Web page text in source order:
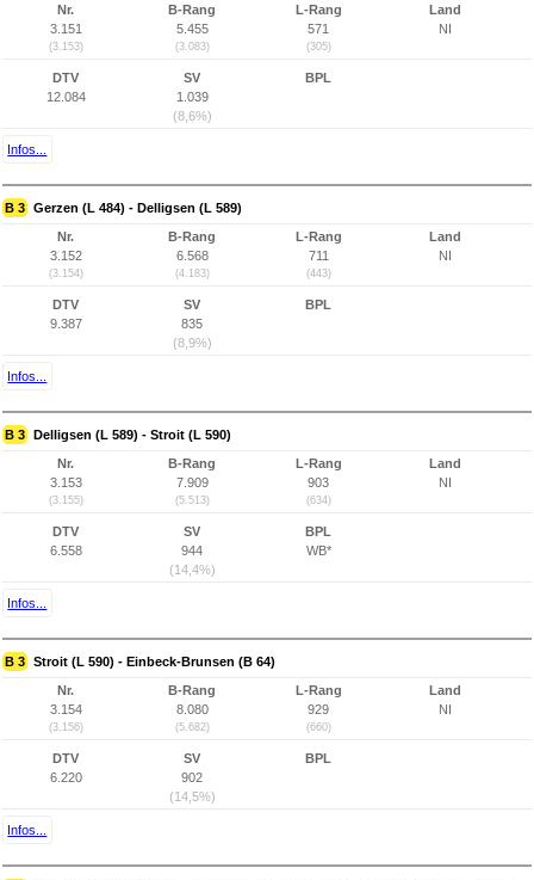
Nr.
3.151
(3.153)
B-Rang
5.455
(3.083)
L-Rang
571
(305)
Land
NI
DTV
12.084
SV
1.039
(8,6%)
BPL
Infos...
B 3 Gerzen (L 484) - Delligsen (L 589)
Nr.
3.152
(3.154)
B-Rang
6.568
(4.183)
L-Rang
711
(443)
Land
NI
DTV
9.387
SV
835
(8,9%)
BPL
Infos...
B 3 Delligsen (L 589) - Stroit (L 590)
Nr.
3.153
(3.155)
B-Rang
7.909
(5.513)
L-Rang
903
(634)
Land
NI
DTV
6.558
SV
944
(14,4%)
BPL
WB*
Infos...
B 3 Stroit (L 590) - Einbeck-Brunsen (B 64)
Nr.
3.154
(3.156)
B-Rang
8.080
(5.682)
L-Rang
929
(660)
Land
NI
DTV
6.220
SV
902
(14,5%)
BPL
Infos...